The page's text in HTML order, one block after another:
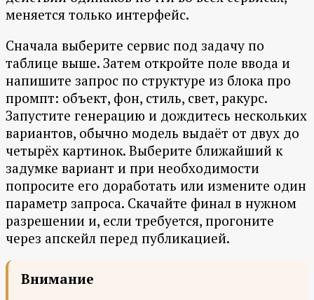
меняется только интерфейс.
Сначала выберите сервис под задачу по
таблице выше. Затем откройте поле ввода и
напишите запрос по структуре из блока про
промпт: объект, фон, стиль, свет, ракурс.
Запустите генерацию и дождитесь нескольких
вариантов, обычно модель выдаёт от двух до
четырёх картинок. Выберите ближайший к
задумке вариант и при необходимости
попросите его доработать или измените один
параметр запроса. Скачайте финал в нужном
разрешении и, если требуется, прогоните
через апскейл перед публикацией.
Внимание